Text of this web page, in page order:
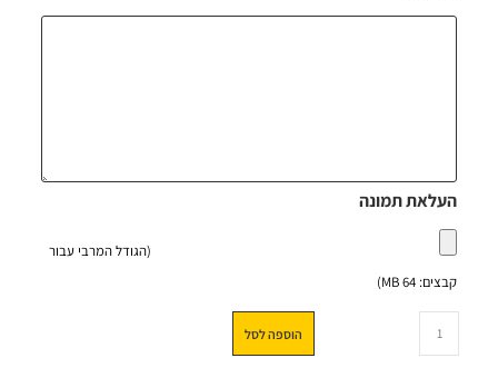
העלאת תמונה
(הגודל המרבי עבור
קבצים: 64 MB)
הוספה לסל